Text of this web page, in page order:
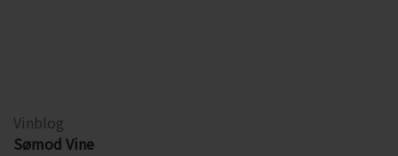
Vinblog
Sømod Vine